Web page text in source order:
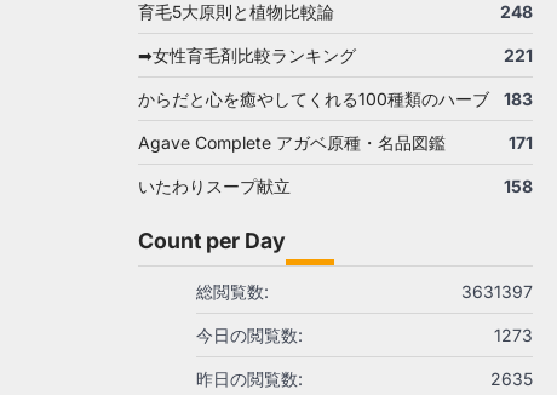
育毛5大原則と植物比較論 248
➡女性育毛剤比較ランキング 221
からだと心を癒やしてくれる100種類のハーブ 183
Agave Complete アガベ原種・名品図鑑 171
いたわりスープ献立 158
Count per Day
3631397
総閲覧数:
1273
今日の閲覧数:
2635
昨日の閲覧数: